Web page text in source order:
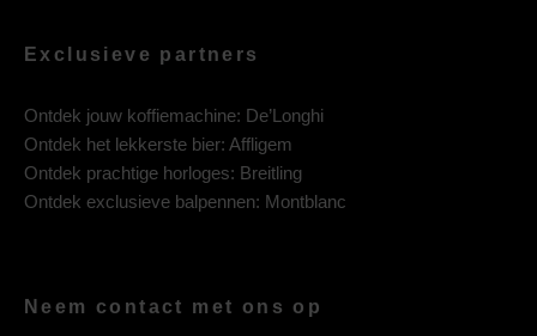
Exclusieve partners
Ontdek jouw koffiemachine: De’Longhi
Ontdek het lekkerste bier: Affligem
Ontdek prachtige horloges: Breitling
Ontdek exclusieve balpennen: Montblanc
Neem contact met ons op